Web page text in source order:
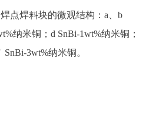
点焊料块的微观结构：a、b
纳米铜；d SnBi‑1wt%纳米铜；
纳米铜。